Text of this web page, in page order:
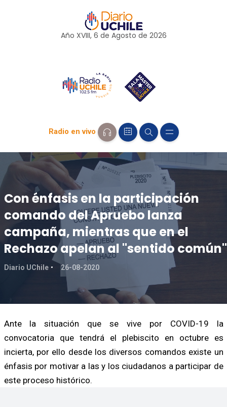
Año XVIII, 6 de Agosto de 2026
Radio en vivo
Con énfasis en la participación
comando del Apruebo lanza
campaña, mientras que en el
Rechazo apelan al "sentido común"
Diario UChile 26-08-2020
Ante la situación que se vive por COVID-19 la
convocatoria que tendrá el plebiscito en octubre es
incierta, por ello desde los diversos comandos existe un
énfasis por motivar a las y los ciudadanos a participar de
este proceso histórico.